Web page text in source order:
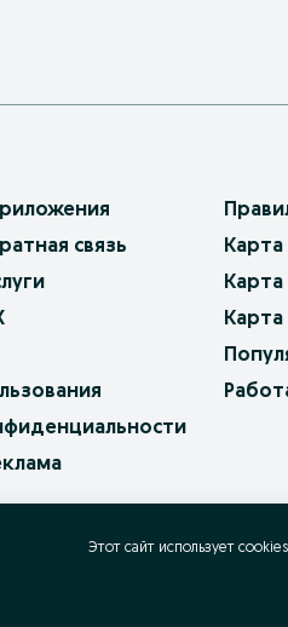
связь
Карта
Этот сайт использует